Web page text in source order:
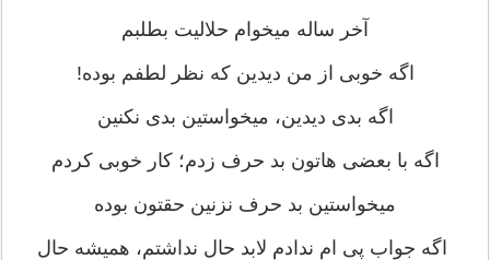
آخر ساله میخوام حلالیت بطلبم
اگه خوبی از من دیدین که نظر لطفم بوده!
اگه بدی دیدین، میخواستین بدی نکنین
اگه با بعضی هاتون بد حرف زدم؛ کار خوبی کردم
میخواستین بد حرف نزنین حقتون بوده
اگه جواب پی ام ندادم لابد حال نداشتم، همیشه حال